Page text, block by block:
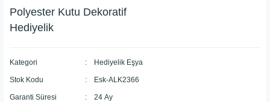
Polyester Kutu Dekoratif
Hediyelik
Kategori Hediyelik Eşya
Stok Kodu Esk-ALK2366
Garanti Süresi 24 Ay